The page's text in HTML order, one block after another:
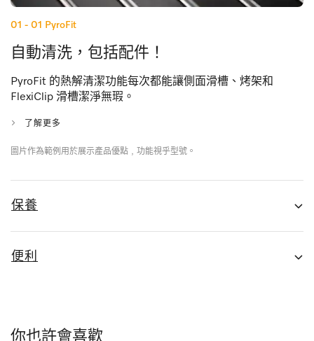
01 - 01 PyroFit
自動清洗，包括配件！
PyroFit 的熱解清潔功能每次都能讓側面滑槽、烤架和
FlexiClip 滑槽潔淨無瑕。
了解更多
圖片作為範例用於展示產品優點﹐功能視乎型號。
保養
便利
你也許會喜歡